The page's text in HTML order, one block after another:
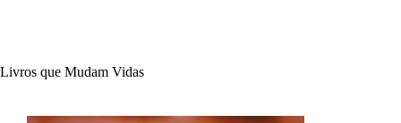
Livros que Mudam Vidas